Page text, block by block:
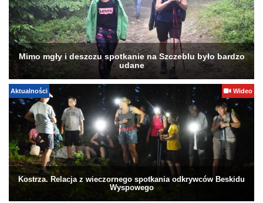
Mimo mgły i deszczu spotkanie na Szczeblu było bardzo
udane
Aktualności Wideo
Kostrza. Relacja z wieczornego spotkania odkrywców Beskidu
Wyspowego